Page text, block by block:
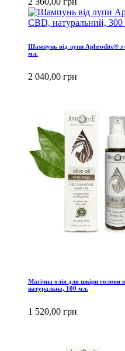
Шампунь від лупи Aphrodite® з
мл.
2 040,00 грн
Магічна олія для шкіри
натуральна, 100 мл.
1 520,00 грн